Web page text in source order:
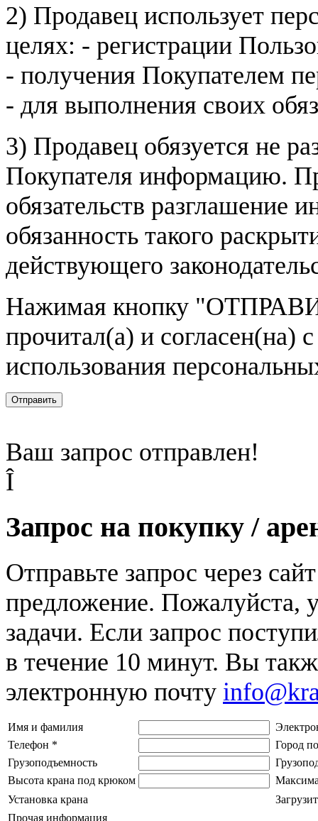
2) Продавец использует
целях: - регистрации
- получения Покупателем
- для выполнения своих
3) Продавец обязуется не
Покупателя информацию.
обязательств разглашение
обязанность такого
действующего
Нажимая кнопку
прочитал(а) и согласен(на)
использования
Отправить
Ваш запрос отправлен!
Î
Запрос на покупку /
Отправьте запрос через
предложение. Пожалуйста,
задачи. Если запрос
в течение 10 минут. Вы
электронную почту
Имя и фамилия
Телефон *
Город
Грузоподъемность
Высота крана под крюком
Установка крана
Прочая информация